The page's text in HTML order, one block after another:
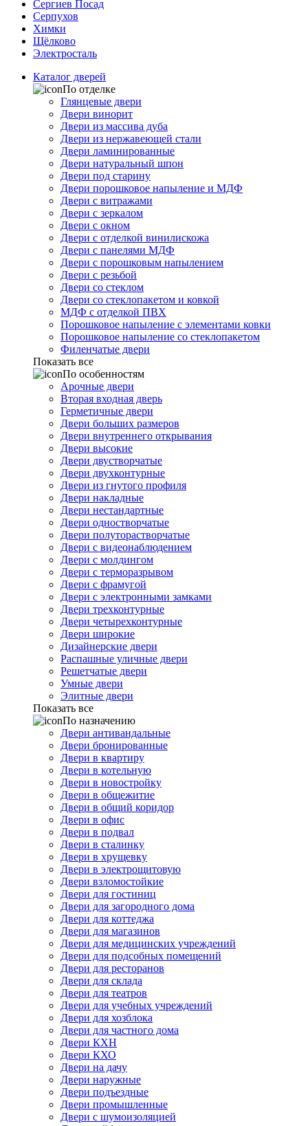
Сергиев Посад
Серпухов
Химки
Щёлково
Электросталь
Каталог дверей
По отделке
Глянцевые двери
Двери винорит
Двери из массива дуба
Двери из нержавеющей стали
Двери ламинированные
Двери натуральный шпон
Двери под старину
Двери порошковое напыление и МДФ
Двери с витражами
Двери с зеркалом
Двери с окном
Двери с отделкой винилискожа
Двери с панелями МДФ
Двери с порошковым напылением
Двери с резьбой
Двери со стеклом
Двери со стеклопакетом и ковкой
МДФ с отделкой ПВХ
Порошковое напыление с элементами ковки
Порошковое напыление со стеклопакетом
Филенчатые двери
Показать все
По особенностям
Арочные двери
Вторая входная дверь
Герметичные двери
Двери больших размеров
Двери внутреннего открывания
Двери высокие
Двери двустворчатые
Двери двухконтурные
Двери из гнутого профиля
Двери накладные
Двери нестандартные
Двери одностворчатые
Двери полуторастворчатые
Двери с видеонаблюдением
Двери с молдингом
Двери с терморазрывом
Двери с фрамугой
Двери с электронными замками
Двери трехконтурные
Двери четырехконтурные
Двери широкие
Дизайнерские двери
Распашные уличные двери
Решетчатые двери
Умные двери
Элитные двери
Показать все
По назначению
Двери антивандальные
Двери бронированные
Двери в квартиру
Двери в котельную
Двери в новостройку
Двери в общежитие
Двери в общий коридор
Двери в офис
Двери в подвал
Двери в сталинку
Двери в хрущевку
Двери в электрощитовую
Двери взломостойкие
Двери для гостиниц
Двери для загородного дома
Двери для коттеджа
Двери для магазинов
Двери для медицинских учреждений
Двери для подсобных помещений
Двери для ресторанов
Двери для склада
Двери для театров
Двери для учебных учреждений
Двери для хозблока
Двери для частного дома
Двери КХН
Двери КХО
Двери на дачу
Двери наружные
Двери подъездные
Двери промышленные
Двери с шумоизоляцией